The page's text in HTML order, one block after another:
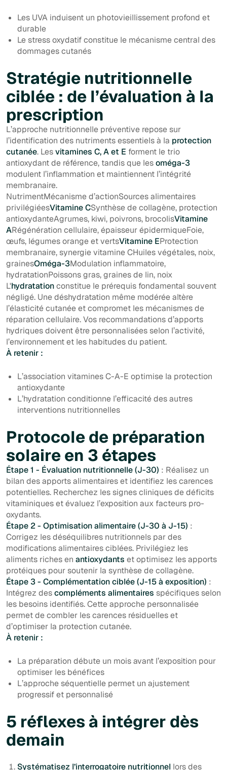
Les UVA induisent un photovieillissement profond et
durable
Le stress oxydatif constitue le mécanisme central des
dommages cutanés
Stratégie nutritionnelle
ciblée : de l’évaluation à la
prescription
L’approche nutritionnelle préventive repose sur
l’identification des nutriments essentiels à la protection
cutanée. Lesvitamines C, A et E forment le trio
antioxydant de référence, tandis que lesoméga-3
modulent l’inflammation et maintiennent l’intégrité
membranaire.
NutrimentMécanisme d’actionSources alimentaires
privilégiéesVitamine CSynthèse de collagène, protection
antioxydanteAgrumes, kiwi, poivrons, brocolisVitamine
ARégénération cellulaire, épaisseur épidermiqueFoie,
œufs, légumes orange et vertsVitamine EProtection
membranaire, synergie vitamine CHuiles végétales, noix,
grainesOméga-3Modulation inflammatoire,
hydratationPoissons gras, graines de lin, noix
L'hydratationconstitue le prérequis fondamental souvent
négligé. Une déshydratation même modérée altère
l’élasticité cutanée et compromet les mécanismes de
réparation cellulaire. Vos recommandations d’apports
hydriques doivent être personnalisées selon l’activité,
l’environnement et les habitudes du patient.
À retenir :
L’association vitamines C-A-E optimise la protection
antioxydante
L’hydratation conditionne l’efficacité des autres
interventions nutritionnelles
Protocole de préparation
solaire en 3 étapes
Étape 1 - Évaluation nutritionnelle (J-30) : Réalisez un
bilan des apports alimentaires et identifiez les carences
potentielles. Recherchez les signes cliniques de déficits
vitaminiques et évaluez l’exposition aux facteurs pro-
oxydants.
Étape 2 - Optimisation alimentaire (J-30 à J-15) :
Corrigez les déséquilibres nutritionnels par des
modifications alimentaires ciblées. Privilégiez les
aliments riches en antioxydants et optimisez les apports
protéiques pour soutenir la synthèse de collagène.
Étape 3 - Complémentation ciblée (J-15 à exposition) :
Intégrez descompléments alimentaires spécifiques selon
les besoins identifiés. Cette approche personnalisée
permet de combler les carences résiduelles et
d’optimiser la protection cutanée.
À retenir :
La préparation débute un mois avant l’exposition pour
optimiser les bénéfices
L’approche séquentielle permet un ajustement
progressif et personnalisé
5 réflexes à intégrer dès
demain
Systématisez l’interrogatoire nutritionnel lors des